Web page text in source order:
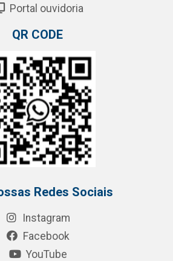
Portal ouvidoria
QR CODE
Redes Sociais
Instagram
Facebook
YouTube